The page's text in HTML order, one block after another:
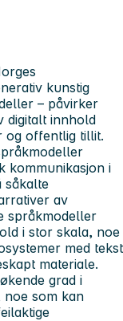
kunstig
– påvirker
digitalt innhold
og offentlig tillit.
kommunikasjon i
såkalte
av
språkmodeller
i stor skala, noe
med tekst
materiale.
grad i
noe som kan